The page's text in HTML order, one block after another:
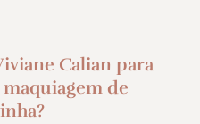
Calian para
de